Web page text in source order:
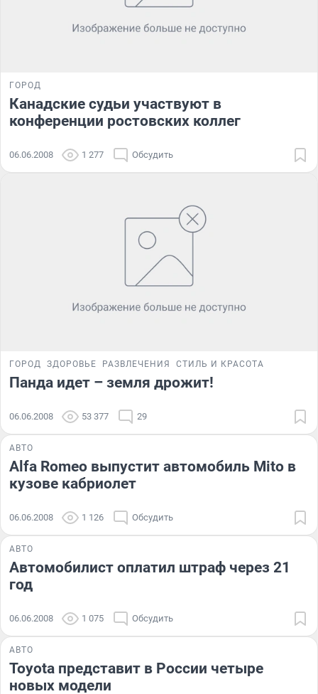
ГОРОД
Канадские судьи участвуют в
конференции ростовских коллег
06.06.2008 1 277 Обсудить
ГОРОД ЗДОРОВЬЕ РАЗВЛЕЧЕНИЯ СТИЛЬ И КРАСОТА
Панда идет – земля дрожит!
06.06.2008 53 377 29
АВТО
Alfa Romeo выпустит автомобиль Mito в
кузове кабриолет
06.06.2008 1 126 Обсудить
АВТО
Автомобилист оплатил штраф через 21
год
06.06.2008 1 075 Обсудить
АВТО
Toyota представит в России четыре
новых модели